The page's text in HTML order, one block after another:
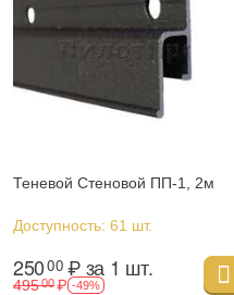
Теневой Стеновой ПП-1, 2м
Доступность: 61 шт.
25000 ₽за 1 шт.
49500₽ -49%